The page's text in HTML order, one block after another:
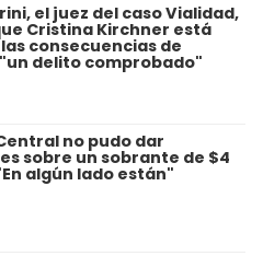
el juez del caso Vialidad,
Cristina Kirchner está
consecuencias de
delito comprobado"
no pudo dar
sobre un sobrante de $4
algún lado están"